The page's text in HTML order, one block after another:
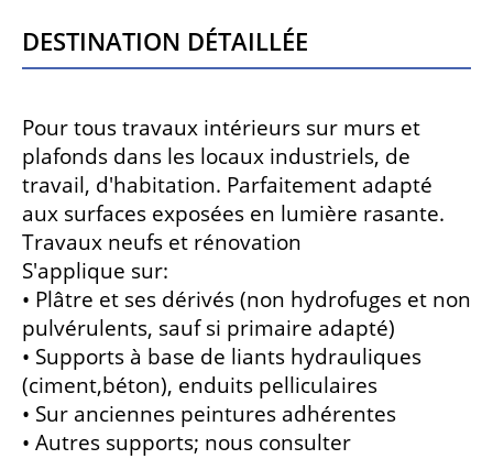
Destination détaillée
Pour tous travaux intérieurs sur murs et
plafonds dans les locaux industriels, de
travail, d'habitation. Parfaitement adapté
aux surfaces exposées en lumière rasante.
Travaux neufs et rénovation
S'applique sur:
• Plâtre et ses dérivés (non hydrofuges et non
pulvérulents, sauf si primaire adapté)
• Supports à base de liants hydrauliques
(ciment,béton), enduits pelliculaires
• Sur anciennes peintures adhérentes
• Autres supports; nous consulter